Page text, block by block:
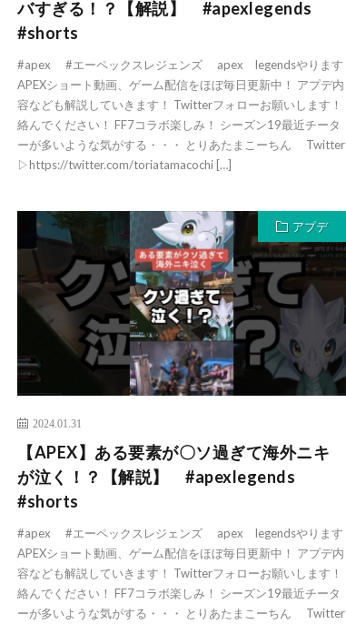
バすぎる！？【解説】 #apexlegends
#shorts
#apex #エーペックスレジェンズ apex legendsやります
APEXショート動画、ゲーム配信をほぼ毎日更新中！ アプデ内
容なども解説していきます！ Twitterフォローお願いします！
絡んでください！ FF7コラボ楽しみ！ シーズン19最近チータ
ーが多いような気がする・・・ とりあたまこーちん Twitter
▷https://twitter.com/toriatamacochi […]
アプデ
2024.01.31
【APEX】ある要素が〇ソ過ぎて海外ニキ
が泣く！？【解説】 #apexlegends
#shorts
#apex #エーペックスレジェンズ apex legendsやります
APEXショート動画、ゲーム配信をほぼ毎日更新中！ アプデ内
容なども解説していきます！ Twitterフォローお願いします！
絡んでください！ FF7コラボ楽しみ！ シーズン19最近チータ
ーが多いような気がする・・・ とりあたまこーちん Twitter